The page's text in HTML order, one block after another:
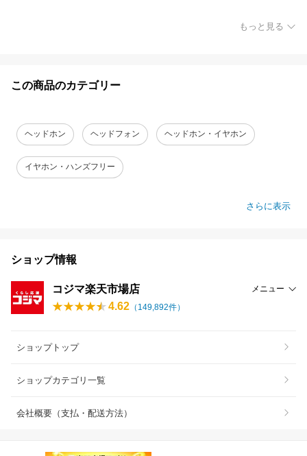
もっと見る
この商品のカテゴリー
ヘッドホン ヘッドフォン ヘッドホン・イヤホン
イヤホン・ハンズフリー
さらに表示
ショップ情報
コジマ楽天市場店 メニュー
4.62 （ 149,892件）
ショップトップ
ショップカテゴリ一覧
会社概要（支払・配送方法）